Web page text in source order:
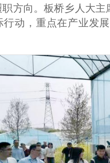
方向。板桥乡人大
行动，重点在产业发